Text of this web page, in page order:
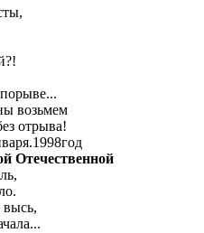
возьмем
отрыва!
Отечественной
высь,